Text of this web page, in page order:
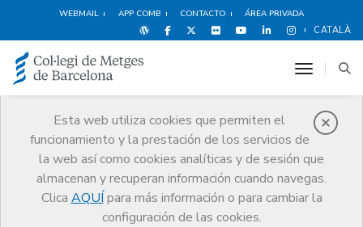
WEBMAIL APP COMB CONTACTO ÁREA PRIVADA
CATALÀ
Esta web utiliza cookies que permiten el
funcionamiento y la prestación de los servicios de
la web así como cookies analíticas y de sesión que
almacenan y recuperan información cuando navegas.
Clica AQUÍ para más información o para cambiar la
configuración de las cookies.
toggle
Noticias